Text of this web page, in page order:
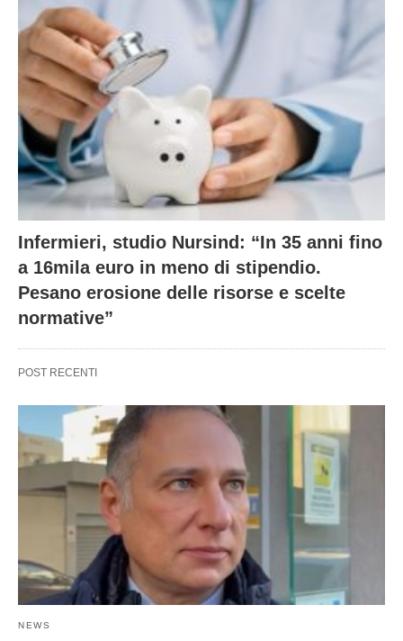
Infermieri, studio Nursind: “In 35 anni fino
a 16mila euro in meno di stipendio.
Pesano erosione delle risorse e scelte
normative”
POST RECENTI
NEWS